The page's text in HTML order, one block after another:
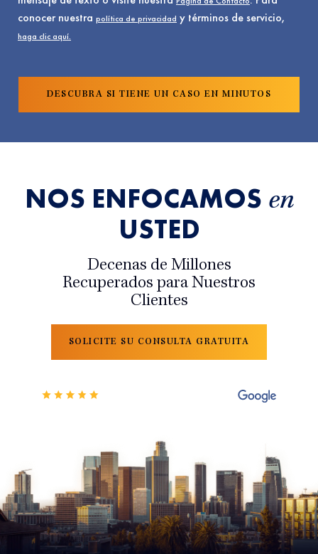
conocer nuestra política de privacidad y términos de servicio,
haga clic aquí.
NOS ENFOCAMOS en
USTED
Decenas de Millones
Recuperados para Nuestros
Clientes
SOLICITE SU CONSULTA GRATUITA